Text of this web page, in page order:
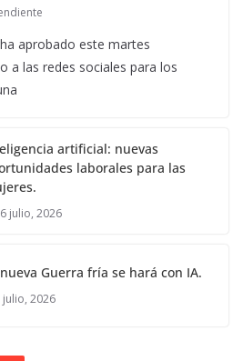
aprobado este martes
a las redes sociales para los
artificial: nuevas
laborales para las
julio, 2026
Guerra fría se hará con IA.
julio, 2026